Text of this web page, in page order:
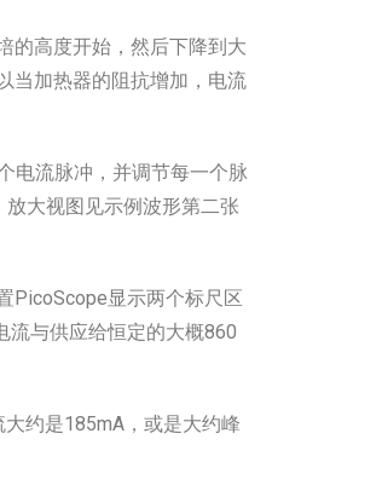
的高度开始，然后下降到大
当加热器的阻抗增加，电流
电流脉冲，并调节每一个脉
大视图见示例波形第二张
PicoScope显示两个标尺区
流与供应给恒定的大概860
约是185mA，或是大约峰